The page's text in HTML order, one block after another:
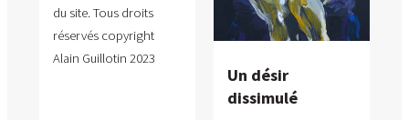
du site. Tous droits
réservés copyright
Alain Guillotin 2023
Un désir
dissimulé